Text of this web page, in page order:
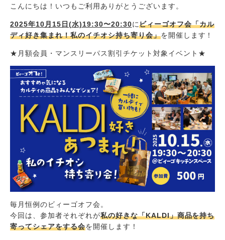
こんにちは！いつもご利用ありがとうございます。
2025年10月15日(水)19:30〜20:30にビィーゴオフ会「カル
ディ好き集まれ！私のイチオシ持ち寄り会」を開催します！
★月額会員・マンスリーパス割引チケット対象イベント★
毎月恒例のビィーゴオフ会。
今回は、参加者それぞれが私の好きな「KALDI」商品を持ち
寄ってシェアをする会を開催します！